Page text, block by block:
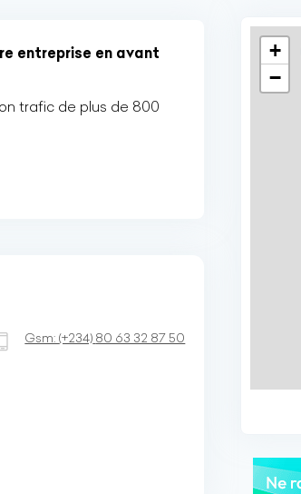
entreprise en avant
trafic de plus de 800
Gsm:(+234) 80 63 32 87 50
+
−